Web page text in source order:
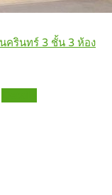
ครินทร์ 3 ชั้น 3 ห้อง